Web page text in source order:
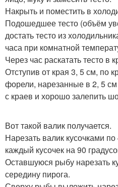
Накрыть и поместить в
Подошедшее тесто (объём
достать тесто из
часа при комнатной
Через час раскатать тесто в
Отступив от края 3, 5 см, по
форели, нарезанные в 2, 5
с краев и хорошо залепить
Вот такой валик получается.
Нарезать валик кусочками
каждый кусочек на 90
Оставшуюся рыбу нарезать
середину пирога.